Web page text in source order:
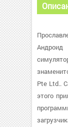
Pte Ltd..
этого